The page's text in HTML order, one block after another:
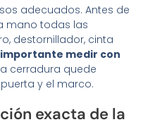
adecuados. Antes de
mano todas las
destornillador, cinta
importante medir con
cerradura quede
y el marco.
exacta de la